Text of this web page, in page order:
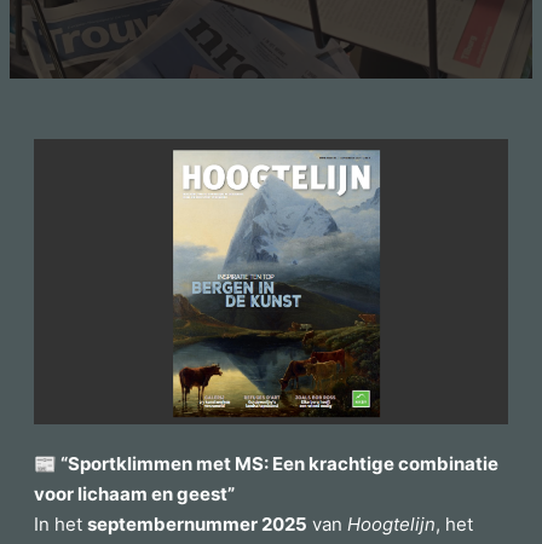
📰 “Sportklimmen met MS: Een krachtige combinatie
voor lichaam en geest”
In het septembernummer 2025 van Hoogtelijn, het